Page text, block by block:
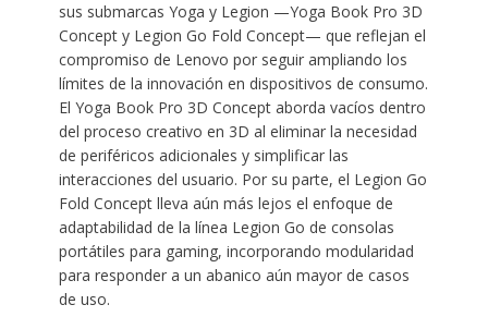
sus submarcas Yoga y Legion —Yoga Book Pro 3D
Concept y Legion Go Fold Concept— que reflejan el
compromiso de Lenovo por seguir ampliando los
límites de la innovación en dispositivos de consumo.
El Yoga Book Pro 3D Concept aborda vacíos dentro
del proceso creativo en 3D al eliminar la necesidad
de periféricos adicionales y simplificar las
interacciones del usuario. Por su parte, el Legion Go
Fold Concept lleva aún más lejos el enfoque de
adaptabilidad de la línea Legion Go de consolas
portátiles para gaming, incorporando modularidad
para responder a un abanico aún mayor de casos
de uso.